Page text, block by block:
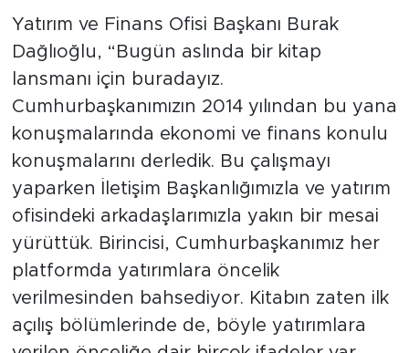
Yatırım ve Finans Ofisi Başkanı Burak
Dağlıoğlu, “Bugün aslında bir kitap
lansmanı için buradayız.
Cumhurbaşkanımızın 2014 yılından bu yana
konuşmalarında ekonomi ve finans konulu
konuşmalarını derledik. Bu çalışmayı
yaparken İletişim Başkanlığımızla ve yatırım
ofisindeki arkadaşlarımızla yakın bir mesai
yürüttük. Birincisi, Cumhurbaşkanımız her
platformda yatırımlara öncelik
verilmesinden bahsediyor. Kitabın zaten ilk
açılış bölümlerinde de, böyle yatırımlara